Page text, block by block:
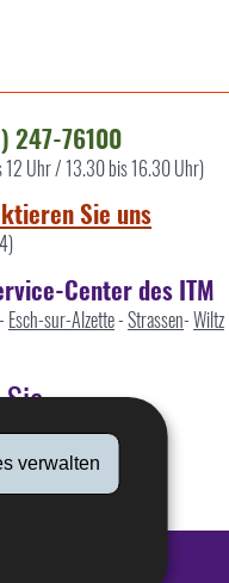
verwalten
247-76100
12 Uhr / 13.30 bis 16.30 Uhr)
Sie uns
Center des ITM
- Esch-sur-Alzette-Strassen-Wiltz